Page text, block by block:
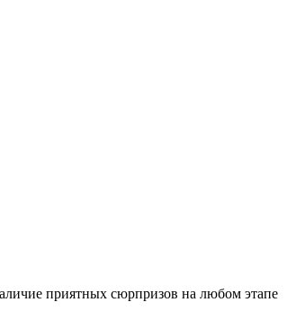
приятных сюрпризов на любом этапе